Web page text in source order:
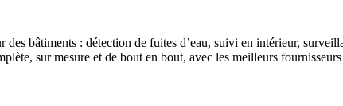
des bâtiments : détection de fuites d’eau, suivi en intérieur,
sur mesure et de bout en bout, avec les meilleurs